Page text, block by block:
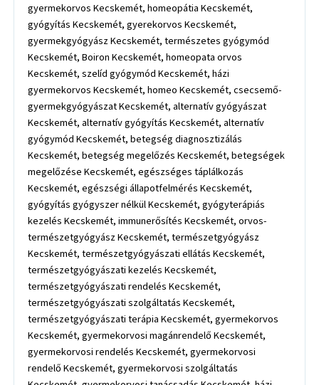
gyermekorvos Kecskemét, homeopátia Kecskemét,
gyógyítás Kecskemét, gyerekorvos Kecskemét,
gyermekgyógyász Kecskemét, természetes gyógymód
Kecskemét, Boiron Kecskemét, homeopata orvos
Kecskemét, szelíd gyógymód Kecskemét, házi
gyermekorvos Kecskemét, homeo Kecskemét, csecsemő-
gyermekgyógyászat Kecskemét, alternatív gyógyászat
Kecskemét, alternatív gyógyítás Kecskemét, alternatív
gyógymód Kecskemét, betegség diagnosztizálás
Kecskemét, betegség megelőzés Kecskemét, betegségek
megelőzése Kecskemét, egészséges táplálkozás
Kecskemét, egészségi állapotfelmérés Kecskemét,
gyógyítás gyógyszer nélkül Kecskemét, gyógyterápiás
kezelés Kecskemét, immunerősítés Kecskemét, orvos-
természetgyógyász Kecskemét, természetgyógyász
Kecskemét, természetgyógyászati ellátás Kecskemét,
természetgyógyászati kezelés Kecskemét,
természetgyógyászati rendelés Kecskemét,
természetgyógyászati szolgáltatás Kecskemét,
természetgyógyászati terápia Kecskemét, gyermekorvos
Kecskemét, gyermekorvosi magánrendelő Kecskemét,
gyermekorvosi rendelés Kecskemét, gyermekorvosi
rendelő Kecskemét, gyermekorvosi szolgáltatás